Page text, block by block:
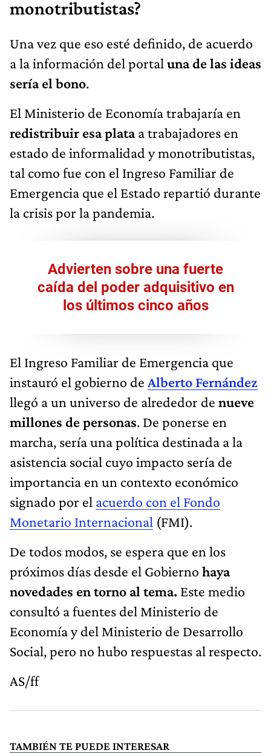
monotributistas?
Una vez que eso esté definido, de acuerdo
a la información del portal una de las ideas
sería el bono.
El Ministerio de Economía trabajaría en
redistribuir esa plataa trabajadores en
estado de informalidad y monotributistas,
tal como fue con el Ingreso Familiar de
Emergencia que el Estado repartió durante
la crisis por la pandemia.
Advierten sobre una fuerte
caída del poder adquisitivo en
los últimos cinco años
El Ingreso Familiar de Emergencia que
instauró el gobierno de Alberto Fernández
llegó a un universo de alrededor de nueve
millones de personas. De ponerse en
marcha, sería una política destinada a la
asistencia social cuyo impacto sería de
importancia en un contexto económico
signado por el acuerdo con el Fondo
Monetario Internacional (FMI).
De todos modos, se espera que en los
próximos días desde el Gobierno haya
novedades en torno al tema. Este medio
consultó a fuentes del Ministerio de
Economía y del Ministerio de Desarrollo
Social, pero no hubo respuestas al respecto.
AS/ff
TAMBIÉN TE PUEDE INTERESAR